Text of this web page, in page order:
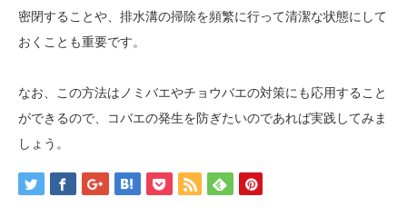
密閉することや、排水溝の掃除を頻繁に行って清潔な状態にして
おくことも重要です。
なお、この方法はノミバエやチョウバエの対策にも応用すること
ができるので、コバエの発生を防ぎたいのであれば実践してみま
しょう。